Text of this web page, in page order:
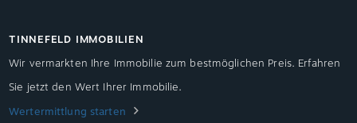
TINNEFELD IMMOBILIEN
Wir vermarkten Ihre Immobilie zum bestmöglichen Preis. Erfahren
Sie jetzt den Wert Ihrer Immobilie.
Wertermittlung starten